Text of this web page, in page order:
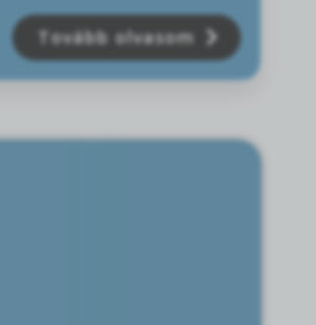
Tovább olvasom